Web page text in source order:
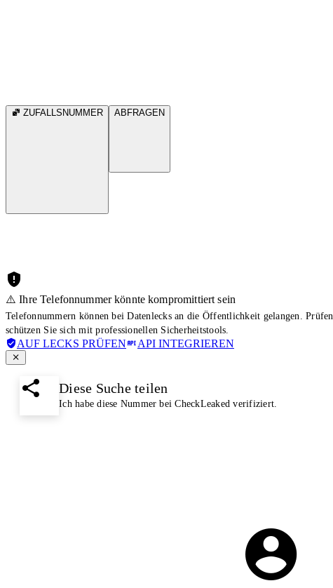
ZUFALLSNUMMER ABFRAGEN
⚠️ Ihre Telefonnummer könnte kompromittiert sein
Telefonnummern können bei Datenlecks an die Öffentlichkeit gelangen.
schützen Sie sich mit professionellen Sicherheitstools.
AUF LECKS PRÜFEN API INTEGRIEREN
Diese Suche teilen
Ich habe diese Nummer bei CheckLeaked verifiziert.